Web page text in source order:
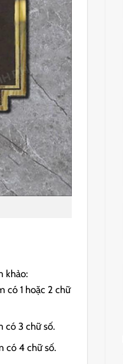
khảo:
có 1 hoặc 2 chữ
có 3 chữ số.
có 4 chữ số.